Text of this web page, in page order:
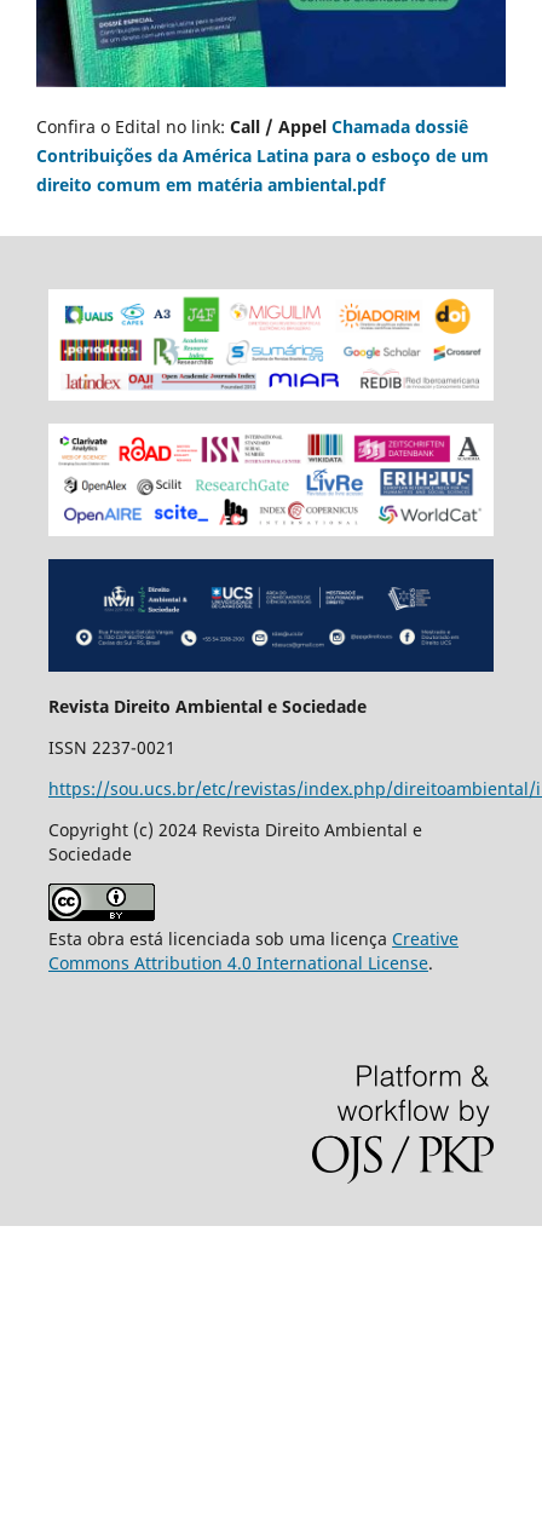
Confira o Edital no link: Call / Appel Chamada dossiê
Contribuições da América Latina para o esboço de um
direito comum em matéria ambiental.pdf
Revista Direito Ambiental e Sociedade
ISSN 2237-0021
https://sou.ucs.br/etc/revistas/index.php/direitoambiental/
Copyright (c) 2024 Revista Direito Ambiental e
Sociedade
Esta obra está licenciada sob uma licença Creative
Commons Attribution 4.0 International License.